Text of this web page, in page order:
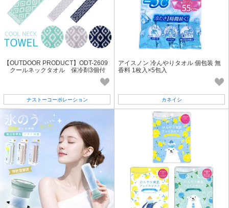
【OUTDOOR PRODUCT】ODT-2609
クールネックタオル 保冷剤3個付
ナストーコーポレーション
アイスノン 冷んやりタオル 個包装 無
香料 1枚入×5包入
カネイシ